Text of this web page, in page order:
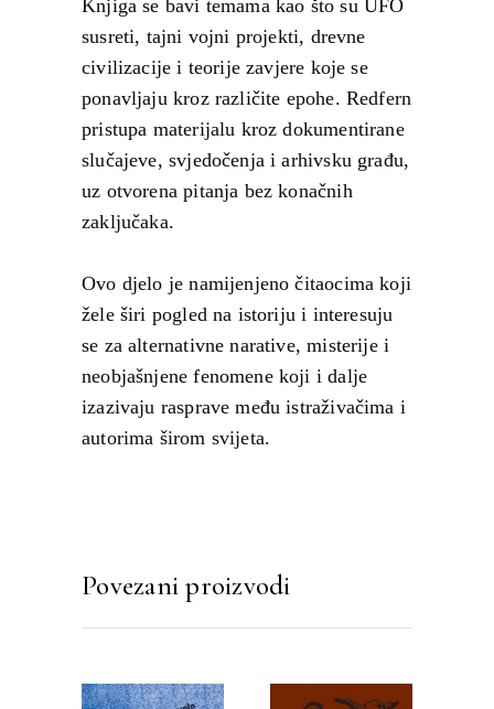
Knjiga se bavi temama kao što su UFO
susreti, tajni vojni projekti, drevne
civilizacije i teorije zavjere koje se
ponavljaju kroz različite epohe. Redfern
pristupa materijalu kroz dokumentirane
slučajeve, svjedočenja i arhivsku građu,
uz otvorena pitanja bez konačnih
zaključaka.
Ovo djelo je namijenjeno čitaocima koji
žele širi pogled na istoriju i interesuju
se za alternativne narative, misterije i
neobjašnjene fenomene koji i dalje
izazivaju rasprave među istraživačima i
autorima širom svijeta.
Povezani proizvodi